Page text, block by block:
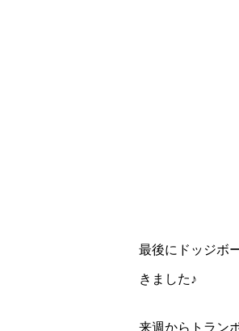
最後にドッジボ
きました♪
来週からトラン